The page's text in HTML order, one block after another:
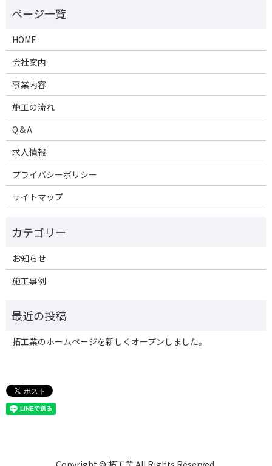
HOME
会社案内
事業内容
施工の流れ
Q＆A
求人情報
プライバシーポリシー
サイトマップ
お知らせ
施工事例
拓工業のホームページを新しくオープンしました。